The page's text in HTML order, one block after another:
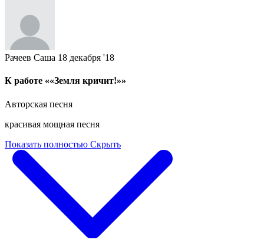
Рачеев Саша 18 декабря '18
К работе ««Земля кричит!»»
Авторская песня
красивая мощная песня
Показать полностью Скрыть